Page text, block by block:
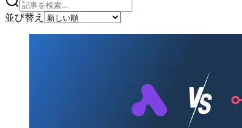
並び替え